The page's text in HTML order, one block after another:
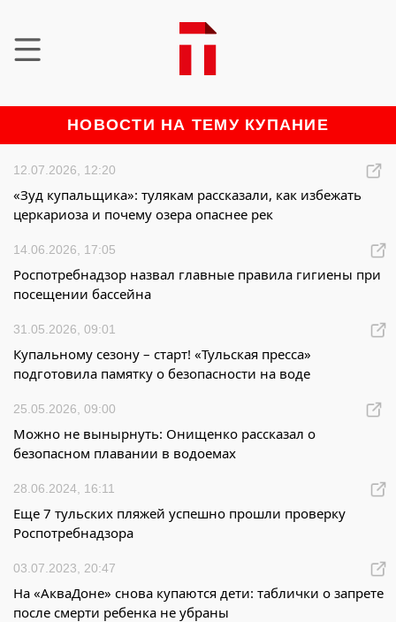
НОВОСТИ НА ТЕМУ КУПАНИЕ
12.07.2026, 12:20
«Зуд купальщика»: тулякам рассказали, как избежать
церкариоза и почему озера опаснее рек
14.06.2026, 17:05
Роспотребнадзор назвал главные правила гигиены при
посещении бассейна
31.05.2026, 09:01
Купальному сезону – старт! «Тульская пресса»
подготовила памятку о безопасности на воде
25.05.2026, 09:00
Можно не вынырнуть: Онищенко рассказал о
безопасном плавании в водоемах
28.06.2024, 16:11
Еще 7 тульских пляжей успешно прошли проверку
Роспотребнадзора
03.07.2023, 20:47
На «АкваДоне» снова купаются дети: таблички о запрете
после смерти ребенка не убраны